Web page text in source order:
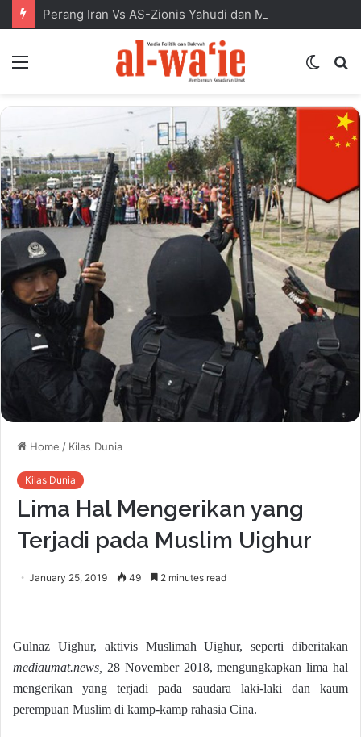
Switch
Home / Kilas Dunia
Kilas Dunia
Lima Hal Mengerikan yang
Terjadi pada Muslim Uighur
January 25, 2019 49 2 minutes read
Gulnaz Uighur, aktivis Muslimah Uighur, seperti diberitakan
mediaumat.news, 28 November 2018, mengungkapkan lima hal
mengerikan yang terjadi pada saudara laki-laki dan kaum
perempuan Muslim di kamp-kamp rahasia Cina.